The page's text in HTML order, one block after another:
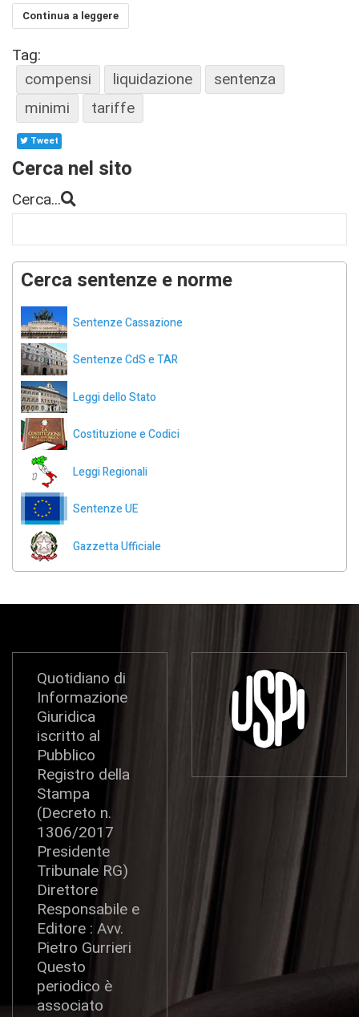
Continua a leggere
Tag:
compensi
liquidazione
sentenza
minimi
tariffe
Tweet
Cerca nel sito
Cerca...
Cerca sentenze e norme
Sentenze Cassazione
Sentenze CdS e TAR
Leggi dello Stato
Costituzione e Codici
Leggi Regionali
Sentenze UE
Gazzetta Ufficiale
Quotidiano di
Informazione
Giuridica
iscritto al
Pubblico
Registro della
Stampa
(Decreto n.
1306/2017
Presidente
Tribunale RG)
Direttore
Responsabile e
Editore : Avv.
Pietro Gurrieri
Questo
periodico è
associato